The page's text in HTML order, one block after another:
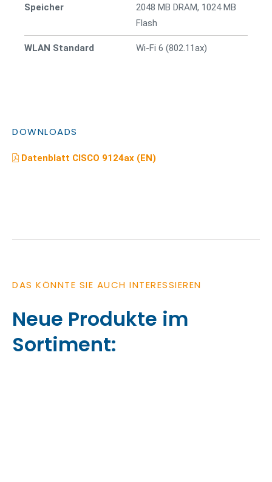
Speicher
2048 MB DRAM, 1024 MB
Flash
WLAN Standard Wi-Fi 6 (802.11ax)
DOWNLOADS
Datenblatt CISCO 9124ax (EN)
DAS KÖNNTE SIE AUCH INTERESSIEREN
Neue Produkte im
Sortiment: